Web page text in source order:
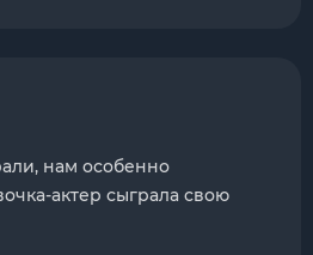
нам особенно
актер сыграла свою